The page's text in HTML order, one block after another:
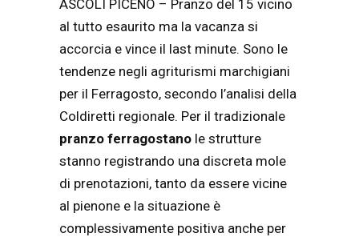
ASCOLI PICENO – Pranzo del 15 vicino
al tutto esaurito ma la vacanza si
accorcia e vince il last minute. Sono le
tendenze negli agriturismi marchigiani
per il Ferragosto, secondo l’analisi della
Coldiretti regionale. Per il tradizionale
pranzo ferragostano le strutture
stanno registrando una discreta mole
di prenotazioni, tanto da essere vicine
al pienone e la situazione è
complessivamente positiva anche per